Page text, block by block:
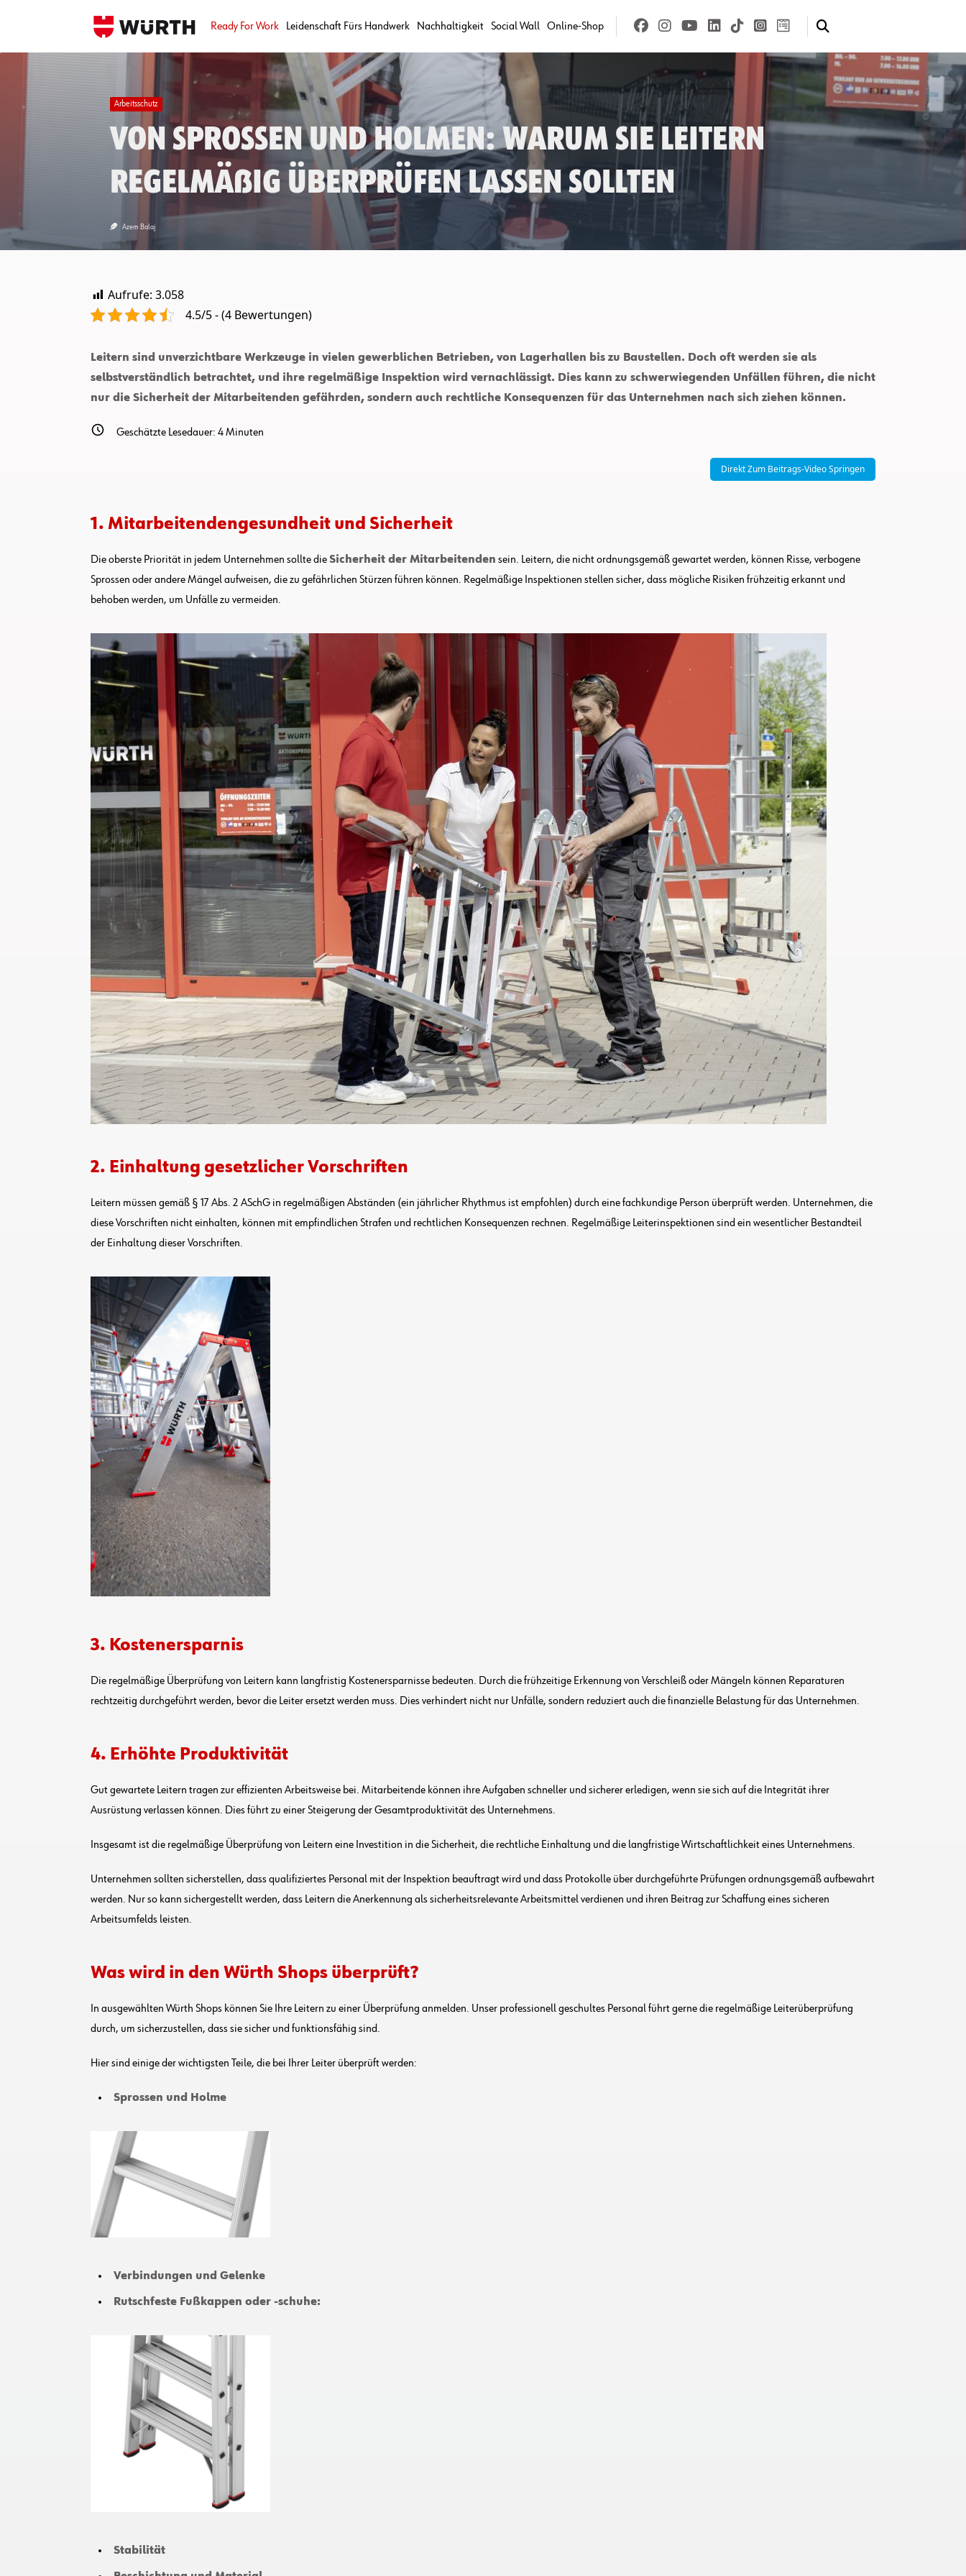
Ready For Work Leidenschaft Fürs Handwerk Nachhaltigkeit Social Wall Online-Shop
Arbeitsschutz
Von Sprossen und Holmen: Warum Sie Leitern
regelmäßig überprüfen lassen sollten
Azem Balaj
Aufrufe: 3.058
4.5/5 - (4 Bewertungen)
Leitern sind unverzichtbare Werkzeuge in vielen gewerblichen Betrieben, von Lagerhallen bis zu Baustellen. Doch oft werden sie als
selbstverständlich betrachtet, und ihre regelmäßige Inspektion wird vernachlässigt. Dies kann zu schwerwiegenden Unfällen führen, die nicht
nur die Sicherheit der Mitarbeitenden gefährden, sondern auch rechtliche Konsequenzen für das Unternehmen nach sich ziehen können.
Geschätzte Lesedauer: 4Minuten
Direkt Zum Beitrags-Video Springen
1. Mitarbeitendengesundheit und Sicherheit
Die oberste Priorität in jedem Unternehmen sollte dieSicherheit der Mitarbeitenden sein. Leitern, die nicht ordnungsgemäß gewartet werden, können Risse, verbogene
Sprossen oder andere Mängel aufweisen, die zu gefährlichen Stürzen führen können. Regelmäßige Inspektionen stellen sicher, dass mögliche Risiken frühzeitig erkannt und
behoben werden, um Unfälle zu vermeiden.
2. Einhaltung gesetzlicher Vorschriften
Leitern müssen gemäß § 17 Abs. 2 ASchG in regelmäßigen Abständen (ein jährlicher Rhythmus ist empfohlen) durch eine fachkundige Person überprüft werden. Unternehmen, die
diese Vorschriften nicht einhalten, können mit empfindlichen Strafen und rechtlichen Konsequenzen rechnen. Regelmäßige Leiterinspektionen sind ein wesentlicher Bestandteil
der Einhaltung dieser Vorschriften.
3. Kostenersparnis
Die regelmäßige Überprüfung von Leitern kann langfristig Kostenersparnisse bedeuten. Durch die frühzeitige Erkennung von Verschleiß oder Mängeln können Reparaturen
rechtzeitig durchgeführt werden, bevor die Leiter ersetzt werden muss. Dies verhindert nicht nur Unfälle, sondern reduziert auch die finanzielle Belastung für das Unternehmen.
4. Erhöhte Produktivität
Gut gewartete Leitern tragen zur effizienten Arbeitsweise bei. Mitarbeitende können ihre Aufgaben schneller und sicherer erledigen, wenn sie sich auf die Integrität ihrer
Ausrüstung verlassen können. Dies führt zu einer Steigerung der Gesamtproduktivität des Unternehmens.
Insgesamt ist die regelmäßige Überprüfung von Leitern eine Investition in die Sicherheit, die rechtliche Einhaltung und die langfristige Wirtschaftlichkeit eines Unternehmens.
Unternehmen sollten sicherstellen, dass qualifiziertes Personal mit der Inspektion beauftragt wird und dass Protokolle über durchgeführte Prüfungen ordnungsgemäß aufbewahrt
werden. Nur so kann sichergestellt werden, dass Leitern die Anerkennung als sicherheitsrelevante Arbeitsmittel verdienen und ihren Beitrag zur Schaffung eines sicheren
Arbeitsumfelds leisten.
Was wird in den Würth Shops überprüft?
In ausgewählten Würth Shops können Sie Ihre Leitern zu einer Überprüfung anmelden. Unser professionell geschultes Personal führt gerne die regelmäßige Leiterüberprüfung
durch, um sicherzustellen, dass sie sicher und funktionsfähig sind.
Hier sind einige der wichtigsten Teile, die bei Ihrer Leiter überprüft werden:
Sprossen und Holme
Verbindungen und Gelenke
Rutschfeste Fußkappen oder -schuhe:
Stabilität